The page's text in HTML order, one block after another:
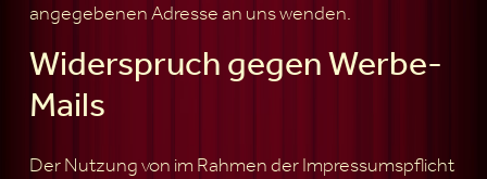
angegebenen Adresse an uns wenden.
Widerspruch gegen Werbe-
Mails
Der Nutzung von im Rahmen der Impressumspflicht